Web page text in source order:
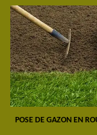
POSE DE GAZON EN